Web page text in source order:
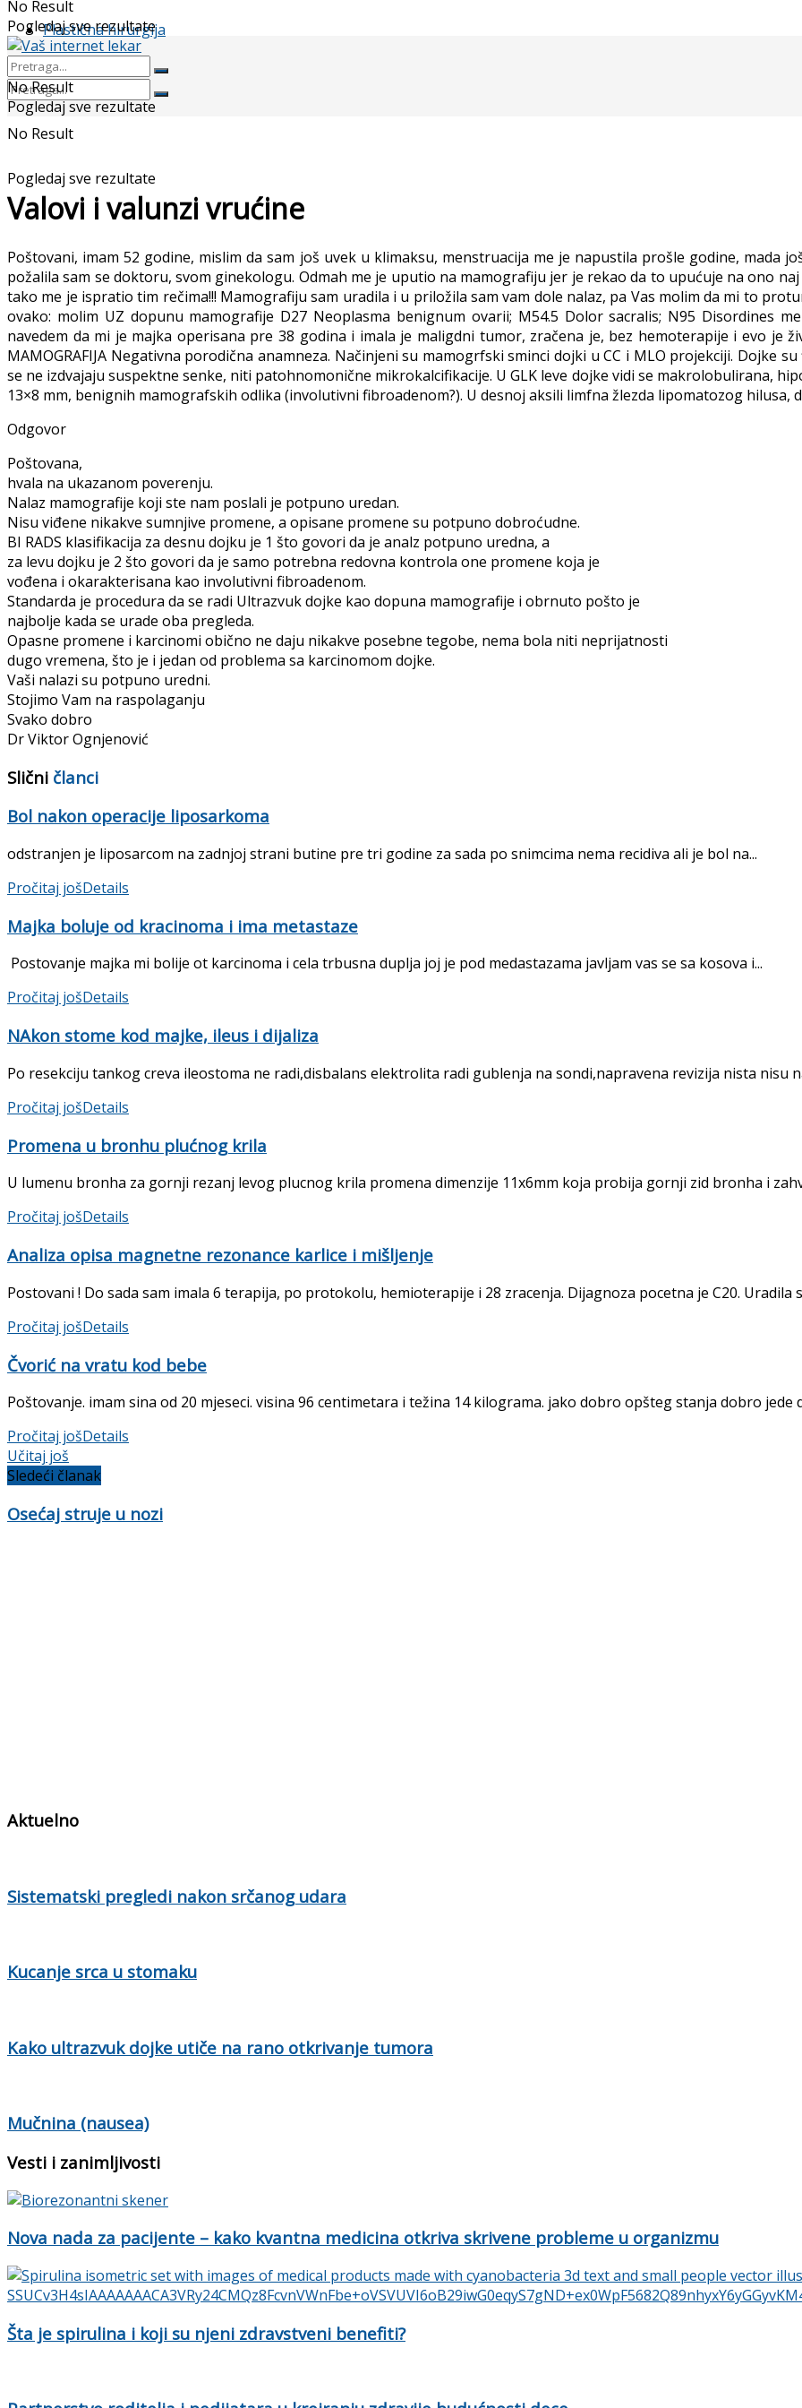
Plastična hirurgija
No Result
Pogledaj sve rezultate
No Result
Pogledaj sve rezultate
No Result
Pogledaj sve rezultate
Valovi i valunzi vrućine
Poštovani, imam 52 godine, mislim da sam još uvek u klimaksu, menstruacija me je napustila prošle godine, mada
požalila sam se doktoru, svom ginekologu. Odmah me je uputio na mamografiju jer je rekao da to upućuje na ono
tako me je ispratio tim rečima!!! Mamografiju sam uradila i u priložila sam vam dole nalaz, pa Vas molim da mi to
ovako: molim UZ dopunu mamografije D27 Neoplasma benignum ovarii; M54.5 Dolor sacralis; N95 Disordines
navedem da mi je majka operisana pre 38 godina i imala je maligdni tumor, zračena je, bez hemoterapije i evo je
MAMOGRAFIJA Negativna porodična anamneza. Načinjeni su mamogrfski sminci dojki u CC i MLO projekciji. Dojke
se ne izdvajaju suspektne senke, niti patohnomonične mikrokalcifikacije. U GLK leve dojke vidi se makrolobulirana,
13×8 mm, benignih mamografskih odlika (involutivni fibroadenom?). U desnoj aksili limfna žlezda lipomatozog hilusa,
Odgovor
Poštovana,
hvala na ukazanom poverenju.
Nalaz mamografije koji ste nam poslali je potpuno uredan.
Nisu viđene nikakve sumnjive promene, a opisane promene su potpuno dobroćudne.
BI RADS klasifikacija za desnu dojku je 1 što govori da je analz potpuno uredna, a
za levu dojku je 2 što govori da je samo potrebna redovna kontrola one promene koja je
vođena i okarakterisana kao involutivni fibroadenom.
Standarda je procedura da se radi Ultrazvuk dojke kao dopuna mamografije i obrnuto pošto je
najbolje kada se urade oba pregleda.
Opasne promene i karcinomi obično ne daju nikakve posebne tegobe, nema bola niti neprijatnosti
dugo vremena, što je i jedan od problema sa karcinomom dojke.
Vaši nalazi su potpuno uredni.
Stojimo Vam na raspolaganju
Svako dobro
Dr Viktor Ognjenović
Slični članci
Bol nakon operacije liposarkoma
odstranjen je liposarcom na zadnjoj strani butine pre tri godine za sada po snimcima nema recidiva ali je bol na...
Pročitaj jošDetails
Majka boluje od kracinoma i ima metastaze
Postovanje majka mi bolije ot karcinoma i cela trbusna duplja joj je pod medastazama javljam vas se sa kosova i...
Pročitaj jošDetails
NAkon stome kod majke, ileus i dijaliza
Po resekciju tankog creva ileostoma ne radi,disbalans elektrolita radi gublenja na sondi,napravena revizija nista nisu
Pročitaj jošDetails
Promena u bronhu plućnog krila
U lumenu bronha za gornji rezanj levog plucnog krila promena dimenzije 11x6mm koja probija gornji zid bronha i
Pročitaj jošDetails
Analiza opisa magnetne rezonance karlice i mišljenje
Postovani ! Do sada sam imala 6 terapija, po protokolu, hemioterapije i 28 zracenja. Dijagnoza pocetna je C20. Uradila
Pročitaj jošDetails
Čvorić na vratu kod bebe
Poštovanje. imam sina od 20 mjeseci. visina 96 centimetara i težina 14 kilograma. jako dobro opšteg stanja dobro jede
Pročitaj jošDetails
Učitaj još
Sledeći članak
Osećaj struje u nozi
Aktuelno
Sistematski pregledi nakon srčanog udara
Kucanje srca u stomaku
Kako ultrazvuk dojke utiče na rano otkrivanje tumora
Mučnina (nausea)
Vesti i zanimljivosti
Nova nada za pacijente – kako kvantna medicina otkriva skrivene probleme u organizmu
Šta je spirulina i koji su njeni zdravstveni benefiti?